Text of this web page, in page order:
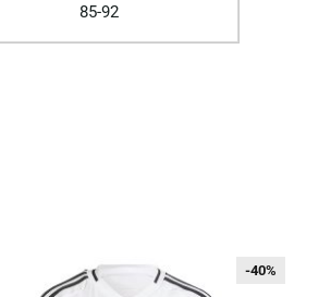
85-92
-40%
-40%